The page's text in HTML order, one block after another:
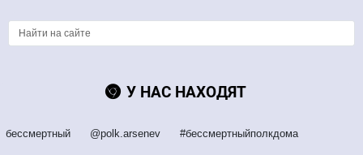
У НАС НАХОДЯТ
бессмертный @polk.arsenev #бессмертныйполкдома